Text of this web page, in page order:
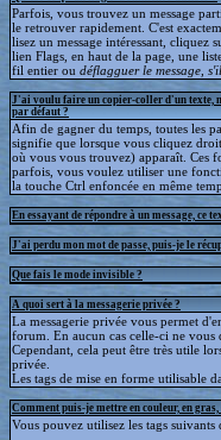
Parfois, vous trouvez un message
le retrouver rapidement. C'est
lisez un message intéressant, cliquez
lien Flags, en haut de la page, une
fil entier ou déflagguerle message,
J'ai voulu faire un copier-coller d'un texte,
par défaut ?
Afin de gagner du temps, toutes les
signifie que lorsque vous cliquez
où vous vous trouvez) apparaît. Ces
parfois, vous voulez utiliser une
la touche Ctrl enfoncée en même
En essayant de répondre à un message, ce
J'ai perdu mon mot de passe, puis-je le
Que fais le mode invisible ?
A quoi sert à la messagerie privée ?
La messagerie privée vous permet
forum. En aucun cas celle-ci ne vous
Cependant, cela peut être très utile
privée.
Les tags de mise en forme utilisable
Comment puis-je mettre en couleur, en gras,
Vous pouvez utilisez les tags suivants